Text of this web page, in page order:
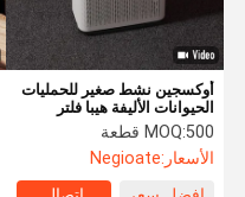
أوكسجين نشط صغير للحمليات
الحيوانات الأليفة هيبا فلتر
للحيوانات الأليفة
MOQ:500 قطعة
الأسعار:Negioate